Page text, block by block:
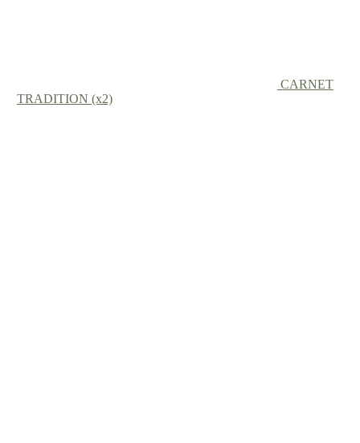
CARNET
TRADITION (x2)